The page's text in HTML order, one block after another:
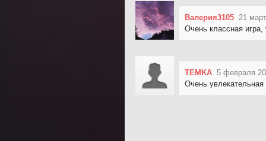
Валерия3105 21
Очень классная игра,
TEMKA 5 февраля
Очень